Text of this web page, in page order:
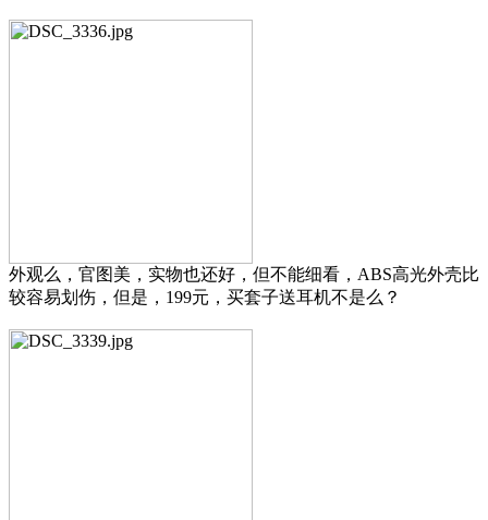
外观么，官图美，实物也还好，但不能细看，ABS高光外壳比
较容易划伤，但是，199元，买套子送耳机不是么？